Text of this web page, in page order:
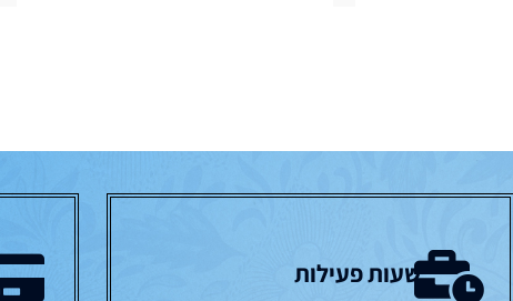
שעות פעילות